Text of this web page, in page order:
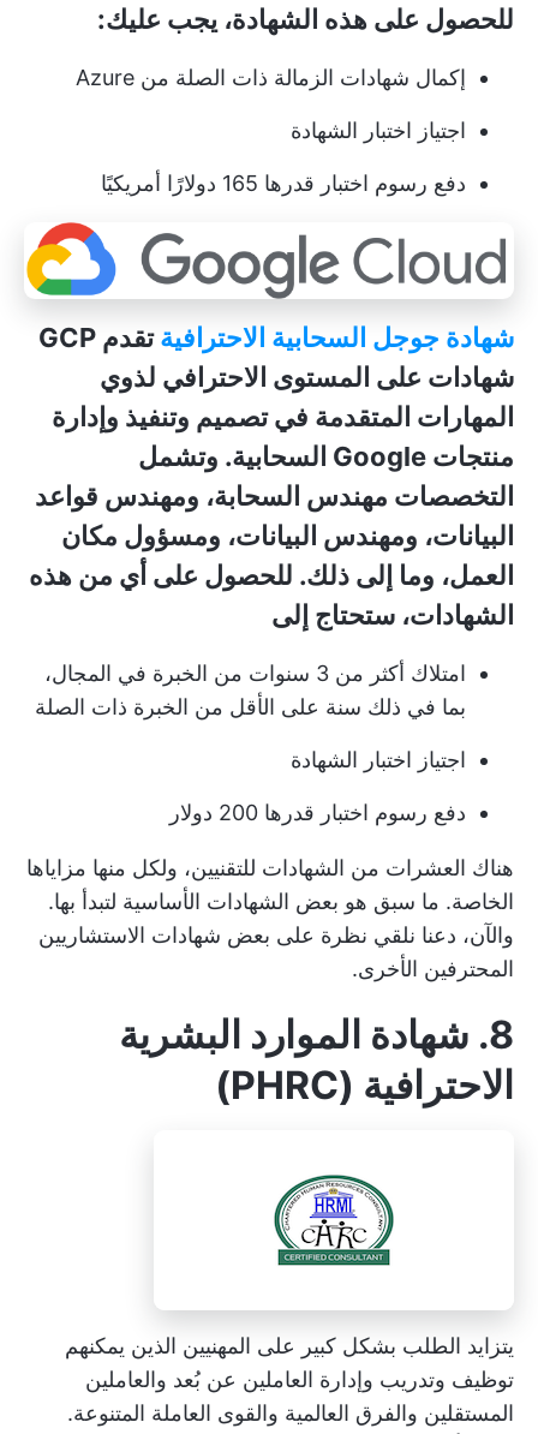
للحصول على هذه الشهادة، يجب عليك:
إكمال شهادات الزمالة ذات الصلة من Azure
اجتياز اختبار الشهادة
دفع رسوم اختبار قدرها 165 دولارًا أمريكيًا
شهادة جوجل السحابية الاحترافية
تقدم GCP
شهادات على المستوى الاحترافي لذوي
المهارات المتقدمة في تصميم وتنفيذ وإدارة
منتجات Google السحابية. وتشمل
التخصصات مهندس السحابة، ومهندس قواعد
البيانات، ومهندس البيانات، ومسؤول مكان
العمل، وما إلى ذلك. للحصول على أي من هذه
الشهادات، ستحتاج إلى
امتلاك أكثر من 3 سنوات من الخبرة في المجال،
بما في ذلك سنة على الأقل من الخبرة ذات الصلة
اجتياز اختبار الشهادة
دفع رسوم اختبار قدرها 200 دولار
هناك العشرات من الشهادات للتقنيين، ولكل منها مزاياها
الخاصة. ما سبق هو بعض الشهادات الأساسية لتبدأ بها.
والآن، دعنا نلقي نظرة على بعض شهادات الاستشاريين
المحترفين الأخرى.
8. شهادة الموارد البشرية
الاحترافية (PHRC)
يتزايد الطلب بشكل كبير على المهنيين الذين يمكنهم
توظيف وتدريب وإدارة العاملين عن بُعد والعاملين
المستقلين والفرق العالمية والقوى العاملة المتنوعة.